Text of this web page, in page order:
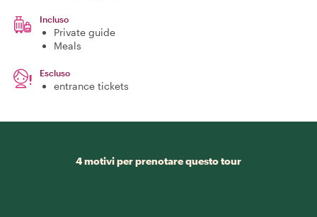
Incluso
Private guide
Meals
Escluso
entrance tickets
4 motivi per prenotare questo tour